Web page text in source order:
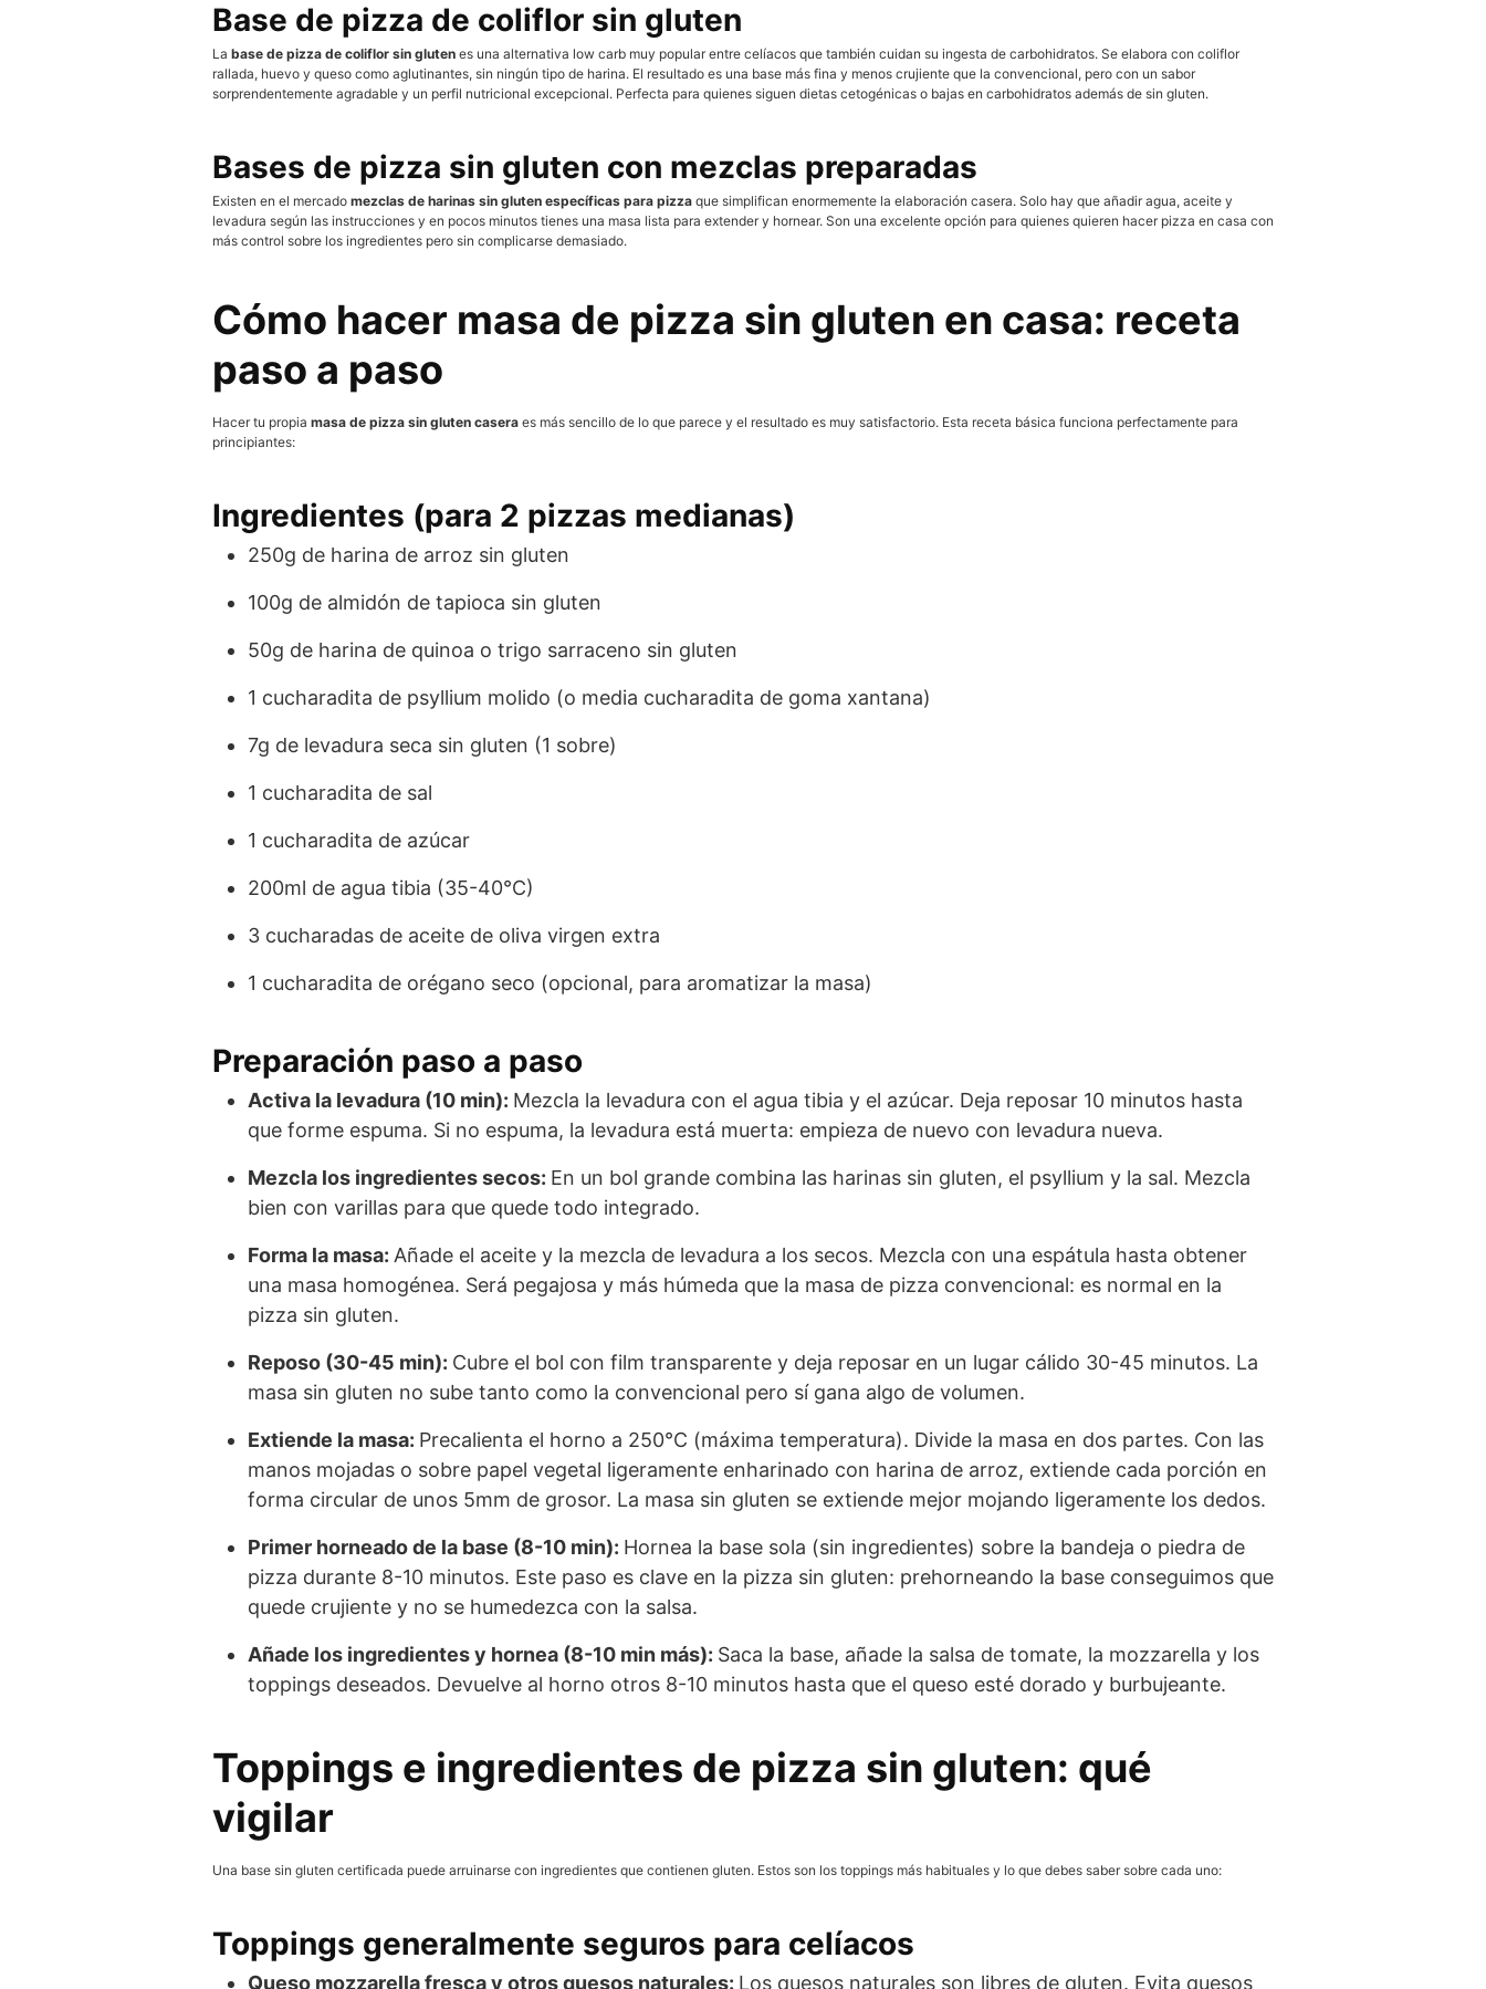
Base de pizza de coliflor sin gluten
La base de pizza de coliflor sin gluten es una alternativa low carb muy popular entre celíacos que también cuidan su ingesta de carbohidratos. Se elabora con coliflor
rallada, huevo y queso como aglutinantes, sin ningún tipo de harina. El resultado es una base más fina y menos crujiente que la convencional, pero con un sabor
sorprendentemente agradable y un perfil nutricional excepcional. Perfecta para quienes siguen dietas cetogénicas o bajas en carbohidratos además de sin gluten.
Bases de pizza sin gluten con mezclas preparadas
Existen en el mercado mezclas de harinas sin gluten específicas para pizza que simplifican enormemente la elaboración casera. Solo hay que añadir agua, aceite y
levadura según las instrucciones y en pocos minutos tienes una masa lista para extender y hornear. Son una excelente opción para quienes quieren hacer pizza en casa con
más control sobre los ingredientes pero sin complicarse demasiado.
Cómo hacer masa de pizza sin gluten en casa: receta
paso a paso
Hacer tu propia masa de pizza sin gluten casera es más sencillo de lo que parece y el resultado es muy satisfactorio. Esta receta básica funciona perfectamente para
principiantes:
Ingredientes (para 2 pizzas medianas)
250g de harina de arroz sin gluten
100g de almidón de tapioca sin gluten
50g de harina de quinoa o trigo sarraceno sin gluten
1 cucharadita de psyllium molido (o media cucharadita de goma xantana)
7g de levadura seca sin gluten (1 sobre)
1 cucharadita de sal
1 cucharadita de azúcar
200ml de agua tibia (35-40°C)
3 cucharadas de aceite de oliva virgen extra
1 cucharadita de orégano seco (opcional, para aromatizar la masa)
Preparación paso a paso
Activa la levadura (10 min): Mezcla la levadura con el agua tibia y el azúcar. Deja reposar 10 minutos hasta
que forme espuma. Si no espuma, la levadura está muerta: empieza de nuevo con levadura nueva.
Mezcla los ingredientes secos: En un bol grande combina las harinas sin gluten, el psyllium y la sal. Mezcla
bien con varillas para que quede todo integrado.
Forma la masa: Añade el aceite y la mezcla de levadura a los secos. Mezcla con una espátula hasta obtener
una masa homogénea. Será pegajosa y más húmeda que la masa de pizza convencional: es normal en la
pizza sin gluten.
Reposo (30-45 min): Cubre el bol con film transparente y deja reposar en un lugar cálido 30-45 minutos. La
masa sin gluten no sube tanto como la convencional pero sí gana algo de volumen.
Extiende la masa: Precalienta el horno a 250°C (máxima temperatura). Divide la masa en dos partes. Con las
manos mojadas o sobre papel vegetal ligeramente enharinado con harina de arroz, extiende cada porción en
forma circular de unos 5mm de grosor. La masa sin gluten se extiende mejor mojando ligeramente los dedos.
Primer horneado de la base (8-10 min): Hornea la base sola (sin ingredientes) sobre la bandeja o piedra de
pizza durante 8-10 minutos. Este paso es clave en la pizza sin gluten: prehorneando la base conseguimos que
quede crujiente y no se humedezca con la salsa.
Añade los ingredientes y hornea (8-10 min más): Saca la base, añade la salsa de tomate, la mozzarella y los
toppings deseados. Devuelve al horno otros 8-10 minutos hasta que el queso esté dorado y burbujeante.
Toppings e ingredientes de pizza sin gluten: qué
vigilar
Una base sin gluten certificada puede arruinarse con ingredientes que contienen gluten. Estos son los toppings más habituales y lo que debes saber sobre cada uno:
Toppings generalmente seguros para celíacos
Queso mozzarella fresca y otros quesos naturales: Los quesos naturales son libres de gluten. Evita quesos